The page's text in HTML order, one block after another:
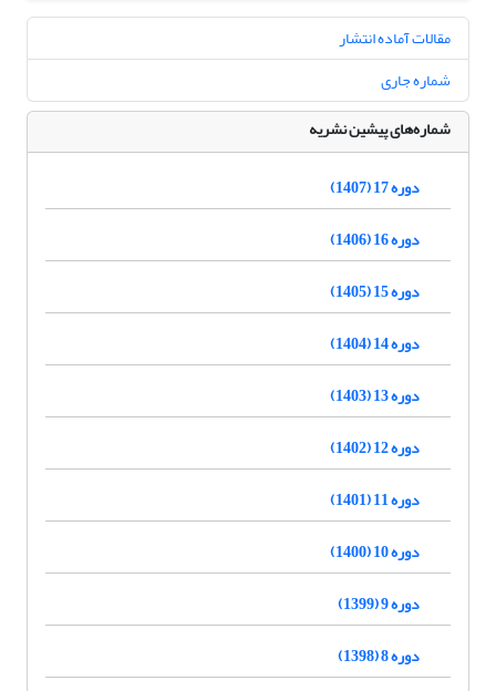
مقالات آماده انتشار
شماره جاری
شماره‌های پیشین نشریه
دوره 17 (1407)
دوره 16 (1406)
دوره 15 (1405)
دوره 14 (1404)
دوره 13 (1403)
دوره 12 (1402)
دوره 11 (1401)
دوره 10 (1400)
دوره 9 (1399)
دوره 8 (1398)